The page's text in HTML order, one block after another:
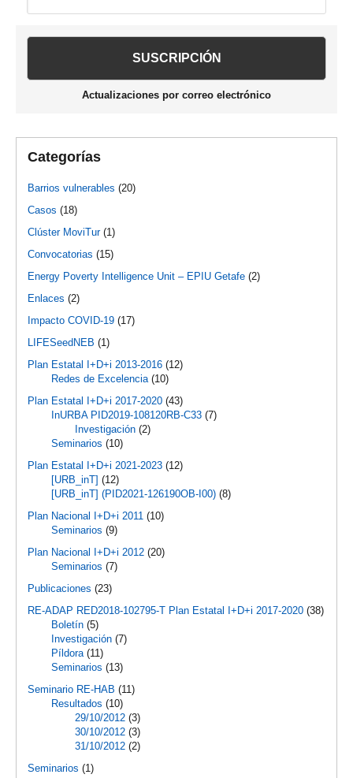
lateral
principal
Actualizaciones por correo electrónico
Categorías
Barrios vulnerables (20)
Casos (18)
Clúster MoviTur(1)
Convocatorias (15)
Energy Poverty Intelligence Unit – EPIU Getafe (2)
Enlaces (2)
Impacto COVID-19 (17)
LIFESeedNEB (1)
Plan Estatal I+D+i 2013-2016 (12)
Redes de Excelencia(10)
Plan Estatal I+D+i 2017-2020 (43)
InURBA PID2019-108120RB-C33 (7)
Investigación (2)
Seminarios (10)
Plan Estatal I+D+i 2021-2023 (12)
[URB_inT] (12)
[URB_inT] (PID2021-126190OB-I00) (8)
Plan Nacional I+D+i 2011 (10)
Seminarios (9)
Plan Nacional I+D+i 2012 (20)
Seminarios (7)
Publicaciones (23)
RE-ADAP RED2018-102795-T Plan Estatal I+D+i 2017-2020 (38)
Boletín (5)
Investigación (7)
Píldora(11)
Seminarios (13)
Seminario RE-HAB (11)
Resultados (10)
29/10/2012 (3)
30/10/2012 (3)
31/10/2012 (2)
Seminarios (1)